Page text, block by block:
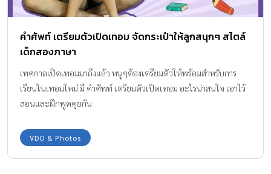
คำศัพท์ เตรียมตัวเปิดเทอม จัดกระเป๋าให้ลูกสนุกๆ สไตล์
เด็กสองภาษา
เทศกาลเปิดเทอมมาถึงแล้ว หนูๆต้องเตรียมตัวให้พร้อมสำหรับการ
เรียนในเทอมใหม่ มี คำศัพท์ เตรียมตัวเปิดเทอม อะไรน่าสนใจ เอาไว้
สอนและฝึกพูดคุยกัน
VDO & Photos